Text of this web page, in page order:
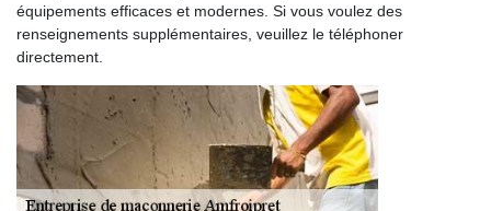
équipements efficaces et modernes. Si vous voulez des
renseignements supplémentaires, veuillez le téléphoner
directement.